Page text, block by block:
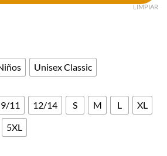
Unisex Classic
9/11 12/14 S M L
XL
5XL
LIMPIAR